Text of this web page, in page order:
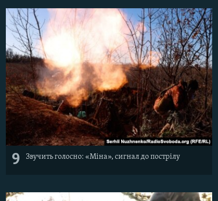
9 Звучить голосно: «Міна», сигнал до пострілу